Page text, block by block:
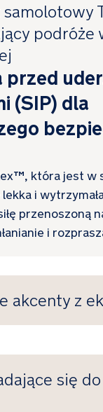
podróże
przed
(SIP) dla
która jest w
i
przenoszoną
i
akcenty z
się